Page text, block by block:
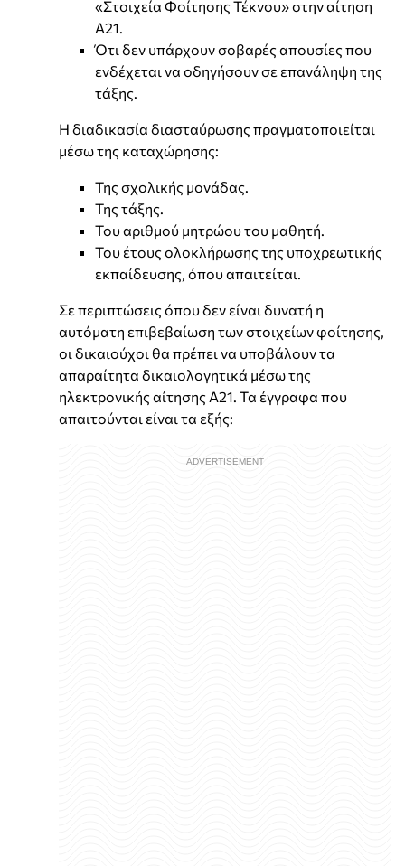
«Στοιχεία Φοίτησης Τέκνου» στην αίτηση
Α21.
Ότι δεν υπάρχουν σοβαρές απουσίες που
ενδέχεται να οδηγήσουν σε επανάληψη της
τάξης.
Η διαδικασία διασταύρωσης πραγματοποιείται
μέσω της καταχώρησης:
Της σχολικής μονάδας.
Της τάξης.
Του αριθμού μητρώου του μαθητή.
Του έτους ολοκλήρωσης της υποχρεωτικής
εκπαίδευσης, όπου απαιτείται.
Σε περιπτώσεις όπου δεν είναι δυνατή η
αυτόματη επιβεβαίωση των στοιχείων φοίτησης,
οι δικαιούχοι θα πρέπει να υποβάλουν τα
απαραίτητα δικαιολογητικά μέσω της
ηλεκτρονικής αίτησης Α21. Τα έγγραφα που
απαιτούνται είναι τα εξής: